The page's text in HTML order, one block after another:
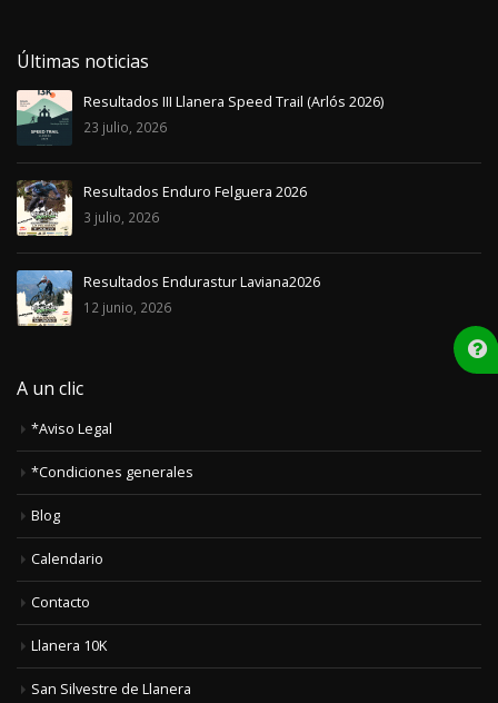
Últimas noticias
Resultados III Llanera Speed Trail (Arlós 2026)
23 julio, 2026
Resultados Enduro Felguera 2026
3 julio, 2026
Resultados Endurastur Laviana2026
12 junio, 2026
A un clic
*Aviso Legal
*Condiciones generales
Blog
Calendario
Contacto
Llanera 10K
San Silvestre de Llanera